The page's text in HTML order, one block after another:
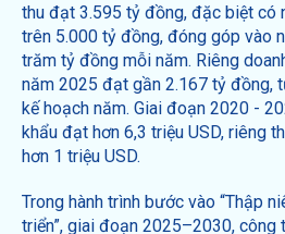
thu đạt 3.595 tỷ đồng, đặc biệt có
trên 5.000 tỷ đồng, đóng góp vào
trăm tỷ đồng mỗi năm. Riêng
năm 2025 đạt gần 2.167 tỷ đồng,
kế hoạch năm. Giai đoạn 2020 -
khẩu đạt hơn 6,3 triệu USD, riêng
hơn 1 triệu USD.
Trong hành trình bước vào “Thập
triển”, giai đoạn 2025–2030, công